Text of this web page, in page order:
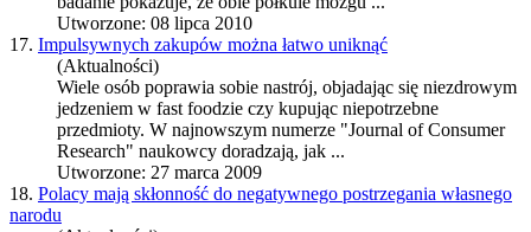
Utworzone: 08 lipca 2010
17. Impulsywnych zakupów można łatwo uniknąć
(Aktualności)
Wiele osób poprawia sobie nastrój, objadając się niezdrowym
jedzeniem w fast foodzie czy kupując niepotrzebne
przedmioty. W najnowszym numerze "Journal of Consumer
Research" naukowcy doradzają, jak ...
Utworzone: 27 marca 2009
18. Polacy mają skłonność do negatywnego postrzegania własnego
narodu